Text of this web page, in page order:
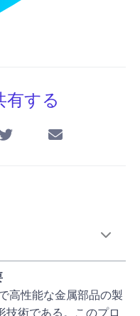
有する
高性能な金属部品の製
技術である。このプロ